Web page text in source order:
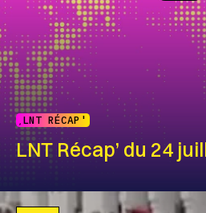
LNT RÉCAP'
LNT Récap’ du 24